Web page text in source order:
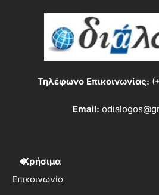
Τηλέφωνο Επικοινωνίας:
Email:
Χρήσιμα
Επικοινωνία